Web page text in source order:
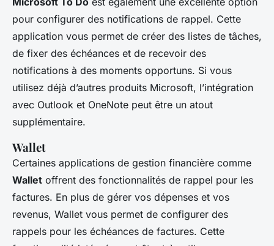
pour configurer des notifications de rappel. Cette
application vous permet de créer des listes de tâches,
de fixer des échéances et de recevoir des
notifications à des moments opportuns. Si vous
utilisez déjà d’autres produits Microsoft, l’intégration
avec Outlook et OneNote peut être un atout
supplémentaire.
Wallet
Certaines applications de gestion financière comme
Wallet offrent des fonctionnalités de rappel pour les
factures. En plus de gérer vos dépenses et vos
revenus, Wallet vous permet de configurer des
rappels pour les échéances de factures. Cette